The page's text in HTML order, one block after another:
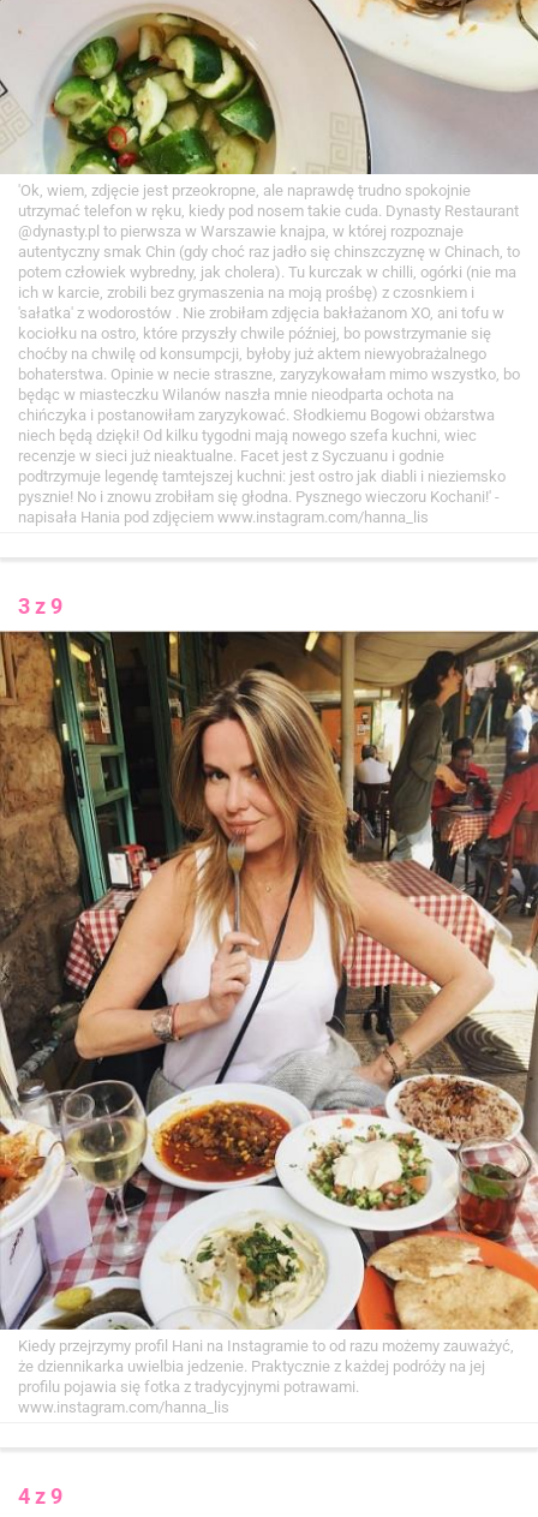
'Ok, wiem, zdjęcie jest przeokropne, ale naprawdę trudno spokojnie
utrzymać telefon w ręku, kiedy pod nosem takie cuda. Dynasty Restaurant
@dynasty.pl to pierwsza w Warszawie knajpa, w której rozpoznaje
autentyczny smak Chin (gdy choć raz jadło się chinszczyznę w Chinach, to
potem człowiek wybredny, jak cholera). Tu kurczak w chilli, ogórki (nie ma
ich w karcie, zrobili bez grymaszenia na moją prośbę) z czosnkiem i
'sałatka' z wodorostów . Nie zrobiłam zdjęcia bakłażanom XO, ani tofu w
kociołku na ostro, które przyszły chwile później, bo powstrzymanie się
choćby na chwilę od konsumpcji, byłoby już aktem niewyobrażalnego
bohaterstwa. Opinie w necie straszne, zaryzykowałam mimo wszystko, bo
będąc w miasteczku Wilanów naszła mnie nieodparta ochota na
chińczyka i postanowiłam zaryzykować. Słodkiemu Bogowi obżarstwa
niech będą dzięki! Od kilku tygodni mają nowego szefa kuchni, wiec
recenzje w sieci już nieaktualne. Facet jest z Syczuanu i godnie
podtrzymuje legendę tamtejszej kuchni: jest ostro jak diabli i nieziemsko
pysznie! No i znowu zrobiłam się głodna. Pysznego wieczoru Kochani!' -
napisała Hania pod zdjęciem www.instagram.com/hanna_lis
3 z 9
Kiedy przejrzymy profil Hani na Instagramie to od razu możemy zauważyć,
że dziennikarka uwielbia jedzenie. Praktycznie z każdej podróży na jej
profilu pojawia się fotka z tradycyjnymi potrawami.
www.instagram.com/hanna_lis
4 z 9